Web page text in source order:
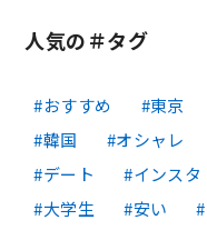
人気の＃タグ
おすすめ 東京
韓国
オシャレ
デート
インスタ
大学生
安い